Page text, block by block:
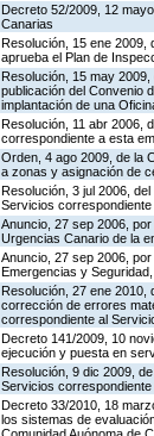
Decreto 52/2009, 12
Canarias
Resolución, 15 ene 2009,
aprueba el Plan de
Resolución, 15 may
publicación del Convenio
implantación de una
Resolución, 11 abr 2006,
correspondiente a esta
Orden, 4 ago 2009, de la
a zonas y asignación de
Resolución, 3 jul 2006,
Servicios
Anuncio, 27 sep 2006,
Urgencias Canario de la
Anuncio, 27 sep 2006,
Emergencias y
Resolución, 27 ene
corrección de errores
correspondiente al
Decreto 141/2009, 10
ejecución y puesta en
Resolución, 9 dic 2009,
Servicios
Decreto 33/2010, 18
los sistemas de